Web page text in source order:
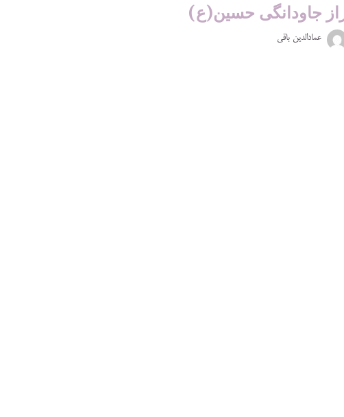
جاودانگی حسین(ع)
عمادالدین باقی